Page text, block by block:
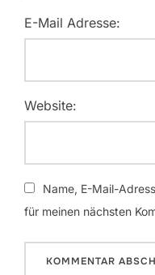
E-Mail Adresse:
Website:
Name, E-Mail-
für meinen nächsten